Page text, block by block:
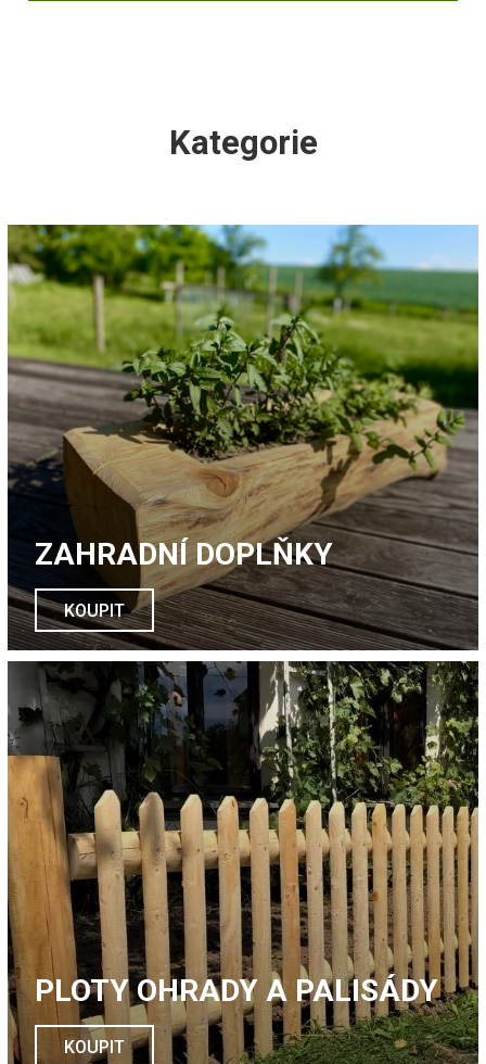
Kategorie
ZAHRADNÍ DOPLŇKY
KOUPIT
PLOTY OHRADY A PALISÁDY
KOUPIT